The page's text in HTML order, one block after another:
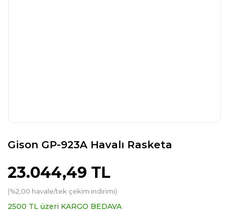
Gison GP-923A Havalı Rasketa
23.044,49 TL
(%2,00 havale/tek çekim indirimi)
2500 TL üzeri KARGO BEDAVA